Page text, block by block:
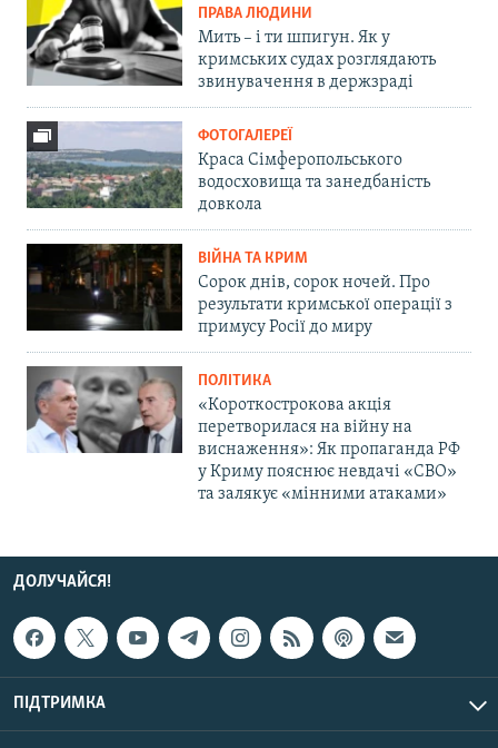
ПРАВА ЛЮДИНИ
Мить – і ти шпигун. Як у
кримських судах розглядають
звинувачення в держзраді
ФОТОГАЛЕРЕЇ
Краса Сімферопольського
водосховища та занедбаність
довкола
ВІЙНА ТА КРИМ
Сорок днів, сорок ночей. Про
результати кримської операції з
примусу Росії до миру
ПОЛІТИКА
«Короткострокова акція
перетворилася на війну на
виснаження»: Як пропаганда РФ
у Криму пояснює невдачі «СВО»
та залякує «мінними атаками»
ДОЛУЧАЙСЯ!
ПІДТРИМКА